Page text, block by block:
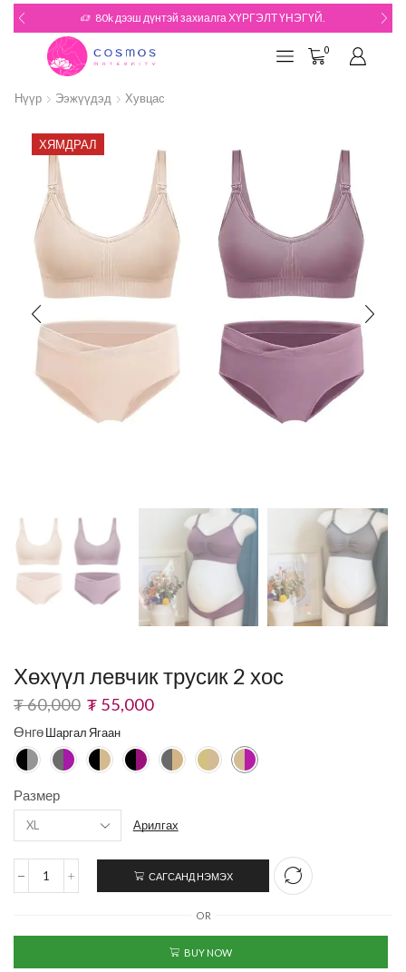
80k дээш дүнтэй захиалга ХҮРГЭЛТ ҮНЭГҮЙ.
0
Нүүр Ээжүүдэд Хувцас
ХЯМДРАЛ
Хөхүүл левчик трусик 2 хос
₮60,000 ₮ 55,000
Өнгө
Размер
Арилгах
САГСАНД НЭМЭХ
OR
BUY NOW